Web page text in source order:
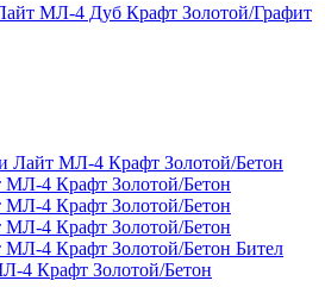
МЛ-4 Дуб Крафт Золотой/Графит
Бител
4 Крафт Золотой/Бетон